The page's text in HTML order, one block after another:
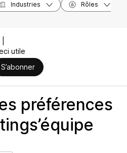
Industries Rôles
utile
S’abonner
préférences